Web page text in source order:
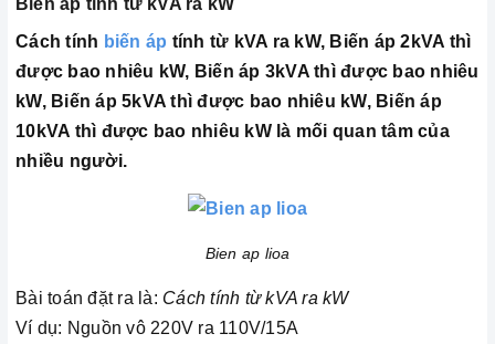
Cách tính biến áp tính từ kVA ra kW, Biến áp 2kVA thì
được bao nhiêu kW, Biến áp 3kVA thì được bao nhiêu
kW, Biến áp 5kVA thì được bao nhiêu kW, Biến áp
10kVA thì được bao nhiêu kW là mối quan tâm của
nhiều người.
Bien ap lioa
Bài toán đặt ra là: Cách tính từ kVA ra kW
Ví dụ: Nguồn vô 220V ra 110V/15A